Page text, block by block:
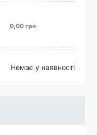
0,00 грн
Немає у наявності